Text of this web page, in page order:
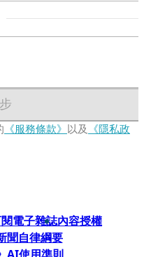
《服務條款》 以及 《隱私政
電子雜誌內容授權
聞自律綱要